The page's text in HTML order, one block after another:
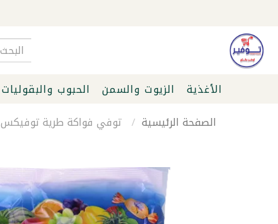
الأغذية الزيوت والسمن الحبوب والبقوليات
الصفحة الرئيسية
توفي فواكة طرية توفيكس 800غ